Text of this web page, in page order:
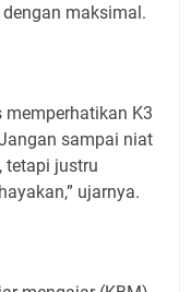
maksimal.
memperhatikan K3
sampai niat
tetapi justru
ujarnya.